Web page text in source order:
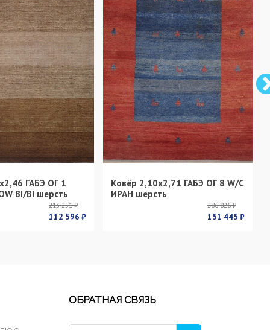
ГАБЭ ОГ 1
BI/BI шерсть
213 251 ₽
112 596 ₽
Ковёр 2,10х2,71 ГАБЭ ОГ 8 W/C
ИРАН шерсть
286 826 ₽
151 445 ₽
ОБРАТНАЯ СВЯЗЬ